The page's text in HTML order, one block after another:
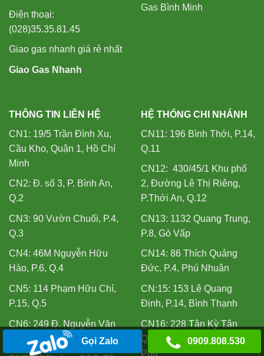
Điện thoại:
(028)35.35.81.45
Giao gas nhanh giá rẻ nhất
Giao Gas Nhanh
Gas Bình Minh
THÔNG TIN LIÊN HỆ
CN1: 19/5 Trần Đình Xu,
Cầu Kho, Quận 1, Hồ Chí
Minh
CN2: Đ. số 3, P. Bình An,
Q.2
CN3: 90 Vườn Chuối, P.4,
Q.3
CN4: 46M Nguyễn Hữu
Hào, P.6, Q.4
CN5: 114 Phạm Hữu Chí,
P.15, Q.5
CN6: 249 Đ. Nguyễn Văn
Luông, P.11, Q.6
HỆ THỐNG CHI NHÁNH
CN11: 196 Bình Thới, P.14,
Q.11
CN12: 430/45/1 Khu phố
2, Đường Lê Thị Riêng,
P.Thới An, Q.12
CN13: 1132 Quang Trung,
P.8, Gò Vấp
CN14: 86 Thích Quảng
Đức, P.4, Phú Nhuận
CN:15: 153 Lê Quang
Định, P.14, Bình Thạnh
CN16: 228 Tân Kỳ Tân
Quý, Tân Sơn Nhì, Tân
Phú
Gọi Zalo 0909.808.530